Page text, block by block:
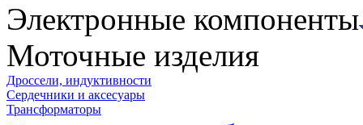
Электронные компоненты
Моточные изделия
Дроссели, индуктивности
Сердечники и аксесуары
Трансформаторы